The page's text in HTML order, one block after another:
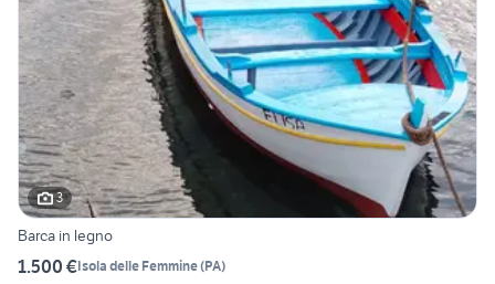
3
Barca in legno
1.500 €Isola delle Femmine(PA)